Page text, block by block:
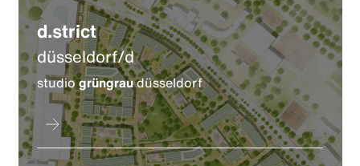
d.strict
düsseldorf/d
studiogrüngraudüsseldorf